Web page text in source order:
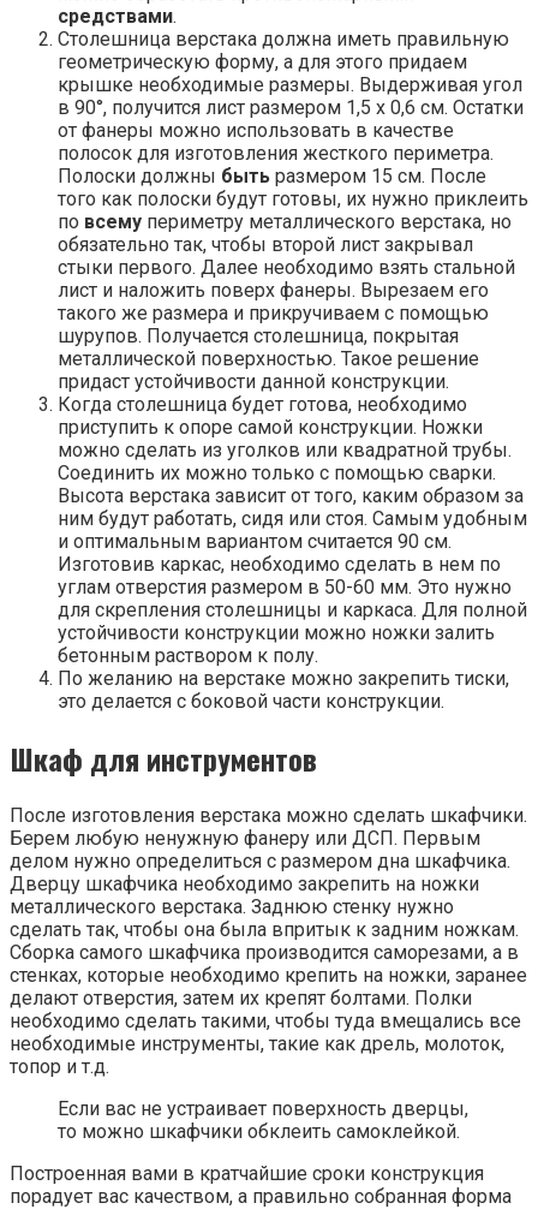
средствами.
Столешница верстака должна иметь правильную
геометрическую форму, а для этого придаем
крышке необходимые размеры. Выдерживая угол
в 90°, получится лист размером 1,5 х 0,6 см. Остатки
от фанеры можно использовать в качестве
полосок для изготовления жесткого периметра.
Полоски должны быть размером 15 см. После
того как полоски будут готовы, их нужно приклеить
по всему периметру металлического верстака, но
обязательно так, чтобы второй лист закрывал
стыки первого. Далее необходимо взять стальной
лист и наложить поверх фанеры. Вырезаем его
такого же размера и прикручиваем с помощью
шурупов. Получается столешница, покрытая
металлической поверхностью. Такое решение
придаст устойчивости данной конструкции.
Когда столешница будет готова, необходимо
приступить к опоре самой конструкции. Ножки
можно сделать из уголков или квадратной трубы.
Соединить их можно только с помощью сварки.
Высота верстака зависит от того, каким образом за
ним будут работать, сидя или стоя. Самым удобным
и оптимальным вариантом считается 90 см.
Изготовив каркас, необходимо сделать в нем по
углам отверстия размером в 50-60 мм. Это нужно
для скрепления столешницы и каркаса. Для полной
устойчивости конструкции можно ножки залить
бетонным раствором к полу.
По желанию на верстаке можно закрепить тиски,
это делается с боковой части конструкции.
Шкаф для инструментов
После изготовления верстака можно сделать шкафчики.
Берем любую ненужную фанеру или ДСП. Первым
делом нужно определиться с размером дна шкафчика.
Дверцу шкафчика необходимо закрепить на ножки
металлического верстака. Заднюю стенку нужно
сделать так, чтобы она была впритык к задним ножкам.
Сборка самого шкафчика производится саморезами, а в
стенках, которые необходимо крепить на ножки, заранее
делают отверстия, затем их крепят болтами. Полки
необходимо сделать такими, чтобы туда вмещались все
необходимые инструменты, такие как дрель, молоток,
топор и т.д.
Если вас не устраивает поверхность дверцы,
то можно шкафчики обклеить самоклейкой.
Построенная вами в кратчайшие сроки конструкция
порадует вас качеством, а правильно собранная форма